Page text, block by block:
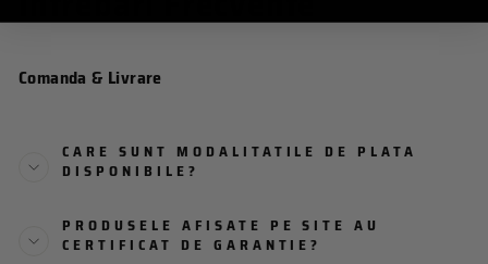
Comanda & Livrare
CARE SUNT MODALITATILE DE PLATA
DISPONIBILE?
PRODUSELE AFISATE PE SITE AU
CERTIFICAT DE GARANTIE?